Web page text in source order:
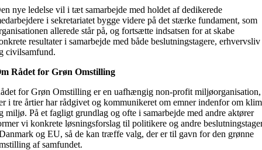
nye ledelse vil i tæt samarbejde med holdet af dedikerede
i sekretariatet bygge videre på det stærke fundament, som
allerede står på, og fortsætte indsatsen for at skabe
resultater i samarbejde med både beslutningstagere, erhvervsliv
civilsamfund.
Rådet for Grøn Omstilling
for Grøn Omstilling er en uafhængig non-profit miljøorganisation,
i tre årtier har rådgivet og kommunikeret om emner indenfor om
miljø. På et fagligt grundlag og ofte i samarbejde med andre aktører
vi konkrete løsningsforslag til politikere og andre
og EU, så de kan træffe valg, der er til gavn for den grønne
af samfundet.